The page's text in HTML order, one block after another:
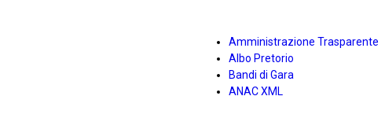
Amministrazione Trasparente
Albo Pretorio
Bandi di Gara
ANAC XML